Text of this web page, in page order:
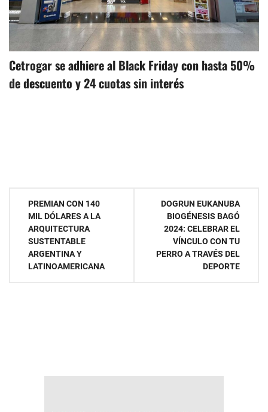
Cetrogar se adhiere al Black Friday con hasta 50%
de descuento y 24 cuotas sin interés
Navegación
entradas
PREMIAN CON 140
MIL DÓLARES A LA
ARQUITECTURA
SUSTENTABLE
ARGENTINA Y
LATINOAMERICANA
DOGRUN EUKANUBA
BIOGÉNESIS BAGÓ
2024: CELEBRAR EL
VÍNCULO CON TU
PERRO A TRAVÉS DEL
DEPORTE